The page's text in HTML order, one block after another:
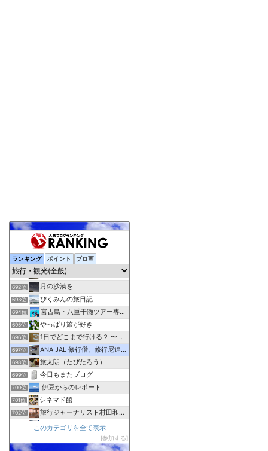
ランキング ポイント ブロ画
690位 相模太夫の旅録=TabiLog
691位 Traicy
692位 月の沙漠を
693位 ぴくみんの旅日記
694位 宮古島・八重干瀬ツアー専門アクアベース
695位 やっぱり旅が好き
696位 1日でどこまで行ける？ 〜普通列車の旅〜
697位 ANA JAL 修行僧、修行尼達の解脱修行情報部屋
698位 旅太朗（たびたろう）
699位 今日もまたブログ
700位 伊豆からのレポート
701位 シネマド館
702位 旅行ジャーナリスト村田和子のブログ
えりおのトラベルブログ
何事も負けずに頑張る！２代目２０代男子の旅行＆日常＆お料理
このカテゴリを全て表示
参加する